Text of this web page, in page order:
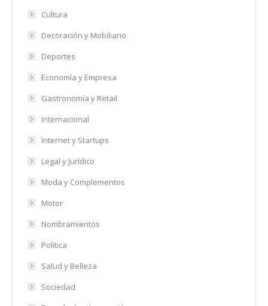
Cultura
Decoración y Mobiliario
Deportes
Economía y Empresa
Gastronomía y Retail
Internacional
Internet y Startups
Legal y Jurídico
Moda y Complementos
Motor
Nombramientos
Política
Salud y Belleza
Sociedad